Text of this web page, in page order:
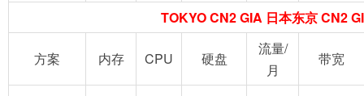
TOKYO CN2 GIA 日本东京 CN2
方案 内存 CPU 硬盘
流量/
月
带宽